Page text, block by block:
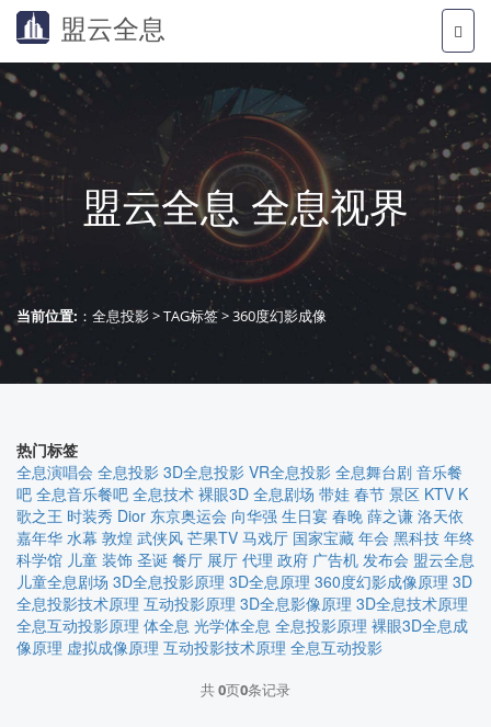
盟云全息
盟云全息 全息视界
当前位置: ： 全息投影>TAG标签> 360度幻影成像
热门标签
全息演唱会 全息投影 3D全息投影 VR全息投影 全息舞台剧 音乐餐
吧 全息音乐餐吧 全息技术 裸眼3D 全息剧场 带娃 春节 景区 KTV K
歌之王 时装秀 Dior 东京奥运会 向华强 生日宴 春晚 薛之谦 洛天依
嘉年华 水幕 敦煌 武侠风 芒果TV 马戏厅 国家宝藏 年会 黑科技 年终
科学馆 儿童 装饰 圣诞 餐厅 展厅 代理 政府 广告机 发布会 盟云全息
儿童全息剧场 3D全息投影原理 3D全息原理 360度幻影成像原理 3D
全息投影技术原理 互动投影原理 3D全息影像原理 3D全息技术原理
全息互动投影原理 体全息 光学体全息 全息投影原理 裸眼3D全息成
像原理 虚拟成像原理 互动投影技术原理 全息互动投影
共0页0条记录